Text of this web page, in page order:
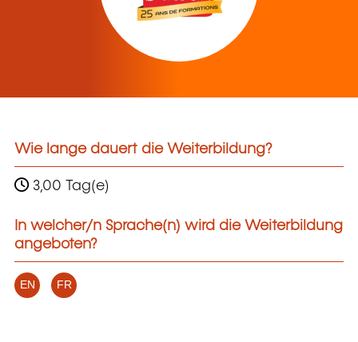
Wie lange dauert die Weiterbildung?
3,00 Tag(e)
In welcher/n Sprache(n) wird die Weiterbildung
angeboten?
EN FR